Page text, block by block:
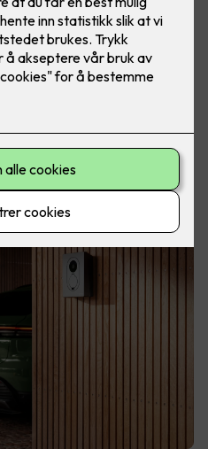
elbillader hjemme har du